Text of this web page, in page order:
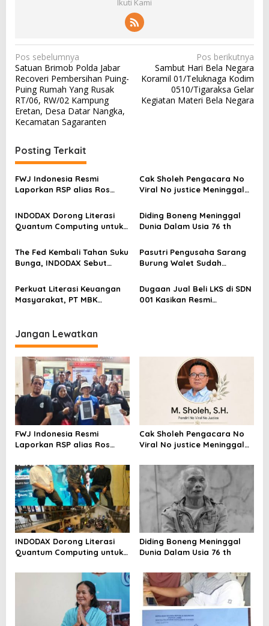
Ikuti Kami
N
a
v
i
g
s
i
p
o
s
Pos sebelumnya
Satuan Brimob Polda Jabar
Recoveri Pembersihan Puing-
Puing Rumah Yang Rusak
RT/06, RW/02 Kampung
Eretan, Desa Datar Nangka,
Kecamatan Sagaranten
Pos berikutnya
Sambut Hari Bela Negara
Koramil 01/Teluknaga Kodim
0510/Tigaraksa Gelar
Kegiatan Materi Bela Negara
Posting Terkait
FWJ Indonesia Resmi
Laporkan RSP alias Ros
Cak Sholeh Pengacara No
Viral No justice Meninggal
INDODAX Dorong Literasi
Quantum Computing untuk
Blockchain
Diding Boneng Meninggal
Dunia Dalam Usia 76 th
The Fed Kembali Tahan Suku
Bunga, INDODAX Sebut
Sentimen Pasar
Pasutri Pengusaha Sarang
Burung Walet Sudah
Pelapor Desak Polda Jambi
Segera Lakukan Penahanan
Perkuat Literasi Keuangan
Masyarakat, PT MBK
Dugaan Jual Beli LKS di SDN
001 Kasikan Resmi
Jangan Lewatkan
FWJ Indonesia Resmi
Laporkan RSP alias Ros
Cak Sholeh Pengacara No
Viral No justice Meninggal
INDODAX Dorong Literasi
Quantum Computing untuk
Blockchain
Diding Boneng Meninggal
Dunia Dalam Usia 76 th